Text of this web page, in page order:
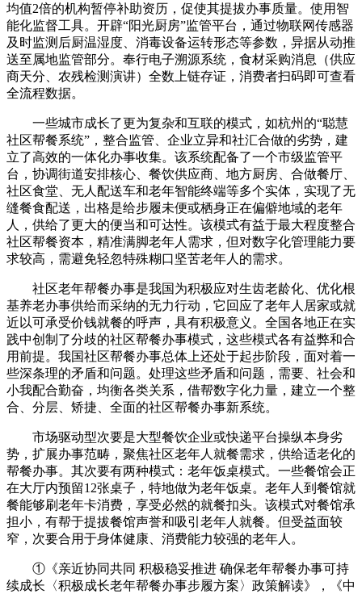
均值2倍的机构暂停补助资历，促使其提拔办事质量。使用智
能化监督工具。开辟“阳光厨房”监管平台，通过物联网传感器
及时监测后厨温湿度、消毒设备运转形态等参数，异据从动推
送至属地监管部分。奉行电子溯源系统，食材采购消息（供应
商天分、农残检测演讲）全数上链存证，消费者扫码即可查看
全流程数据。
一些城市成长了更为复杂和互联的模式，如杭州的“聪慧
社区帮餐系统”，整合监管、企业立异和社汇合做的劣势，建
立了高效的一体化办事收集。该系统配备了一个市级监管平
台，协调街道安排核心、餐饮供应商、地方厨房、合做餐厅、
社区食堂、无人配送车和老年智能终端等多个实体，实现了无
缝餐食配送，出格是给步履未便或栖身正在偏僻地域的老年
人，供给了更大的便当和可达性。该模式有益于最大程度整合
社区帮餐资本，精准满脚老年人需求，但对数字化管理能力要
求较高，需避免轻忽特殊糊口坚苦老年人的需求。
社区老年帮餐办事是我国为积极应对生齿老龄化、优化根
基养老办事供给而采纳的无力行动，它回应了老年人居家或就
近以可承受价钱就餐的呼声，具有积极意义。全国各地正在实
践中创制了分歧的社区帮餐办事模式，这些模式各有益弊和合
用前提。我国社区帮餐办事总体上还处于起步阶段，面对着一
些深条理的矛盾和问题。处理这些矛盾和问题，需要、社会和
小我配合勤奋，均衡各类关系，借帮数字化力量，建立一个整
合、分层、矫捷、全面的社区帮餐办事新系统。
市场驱动型次要是大型餐饮企业或快递平台操纵本身劣
势，扩展办事范畴，聚焦社区老年人就餐需求，供给适老化的
帮餐办事。其次要有两种模式：老年饭桌模式。一些餐馆会正
在大厅内预留12张桌子，特地做为老年饭桌。老年人到餐馆就
餐能够刷老年卡消费，享受必然的就餐扣头。该模式对餐馆承
担小，有帮于提拔餐馆声誉和吸引老年人就餐。但受益面较
窄，次要合用于身体健康、消费能力较强的老年人。
①《亲近协同共同 积极稳妥推进 确保老年帮餐办事可持
续成长〈积极成长老年帮餐办事步履方案〉政策解读》，《中